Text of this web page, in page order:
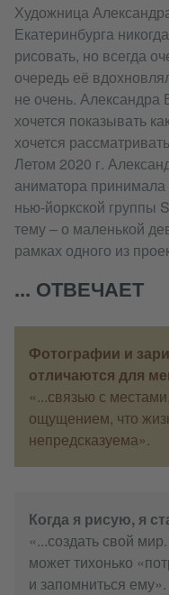
Художница
Екатеринбурга
рисовать, но всегда
очередь её
не очень.
хочется показывать
хочется
Летом 2020 г.
аниматора принимала
нью-йоркской группы
тему – о маленькой
рамках одного из
... ОТВЕЧАЕТ
Фотографии и
отличаются для
«...связью с
ощущением, что
непредсказуема».
Когда я рисую, я
«...создать свой
может тихонько
и запомниться ему».